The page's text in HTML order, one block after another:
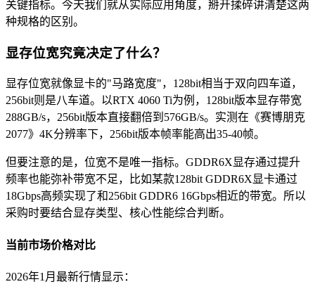
关键指标。今天我们就从实际应用角度，掰开揉碎讲清楚这两
种规格的区别。
显存位宽究竟决定了什么？
显存位宽就像显卡的"马路宽度"，128bit相当于双向四车道，
256bit则是八车道。以RTX 4060 Ti为例，128bit版本显存带宽
288GB/s，256bit版本直接翻倍到576GB/s。实测在《赛博朋克
2077》4K分辨率下，256bit版本帧率能高出35-40帧。
但要注意的是，位宽不是唯一指标。GDDR6X显存通过提升
频率也能弥补带宽不足，比如某款128bit GDDR6X显卡通过
18Gbps高频实现了和256bit GDDR6 16Gbps相近的带宽。所以
采购时要结合显存类型、核心性能综合判断。
当前市场价格对比
2026年1月最新行情显示：